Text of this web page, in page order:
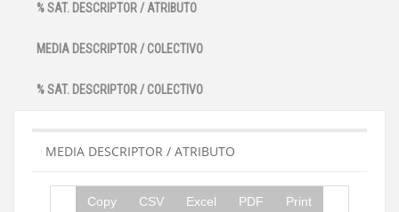
% SAT. DESCRIPTOR / ATRIBUTO
MEDIA DESCRIPTOR / COLECTIVO
% SAT. DESCRIPTOR / COLECTIVO
MEDIA DESCRIPTOR / ATRIBUTO
Copy CSV Excel PDF Print